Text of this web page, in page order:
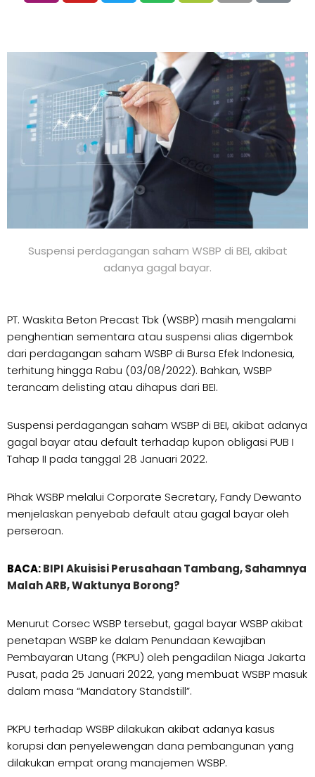
Suspensi perdagangan saham WSBP di BEI, akibat
adanya gagal bayar.
PT. Waskita Beton Precast Tbk (WSBP) masih mengalami
penghentian sementara atau suspensi alias digembok
dari perdagangan saham WSBP di Bursa Efek Indonesia,
terhitung hingga Rabu (03/08/2022). Bahkan, WSBP
terancam delisting atau dihapus dari BEI.
Suspensi perdagangan saham WSBP di BEI, akibat adanya
gagal bayar atau default terhadap kupon obligasi PUB I
Tahap II pada tanggal 28 Januari 2022.
Pihak WSBP melalui Corporate Secretary, Fandy Dewanto
menjelaskan penyebab default atau gagal bayar oleh
perseroan.
BACA:BIPI Akuisisi Perusahaan Tambang, Sahamnya
Malah ARB, Waktunya Borong?
Menurut Corsec WSBP tersebut, gagal bayar WSBP akibat
penetapan WSBP ke dalam Penundaan Kewajiban
Pembayaran Utang (PKPU) oleh pengadilan Niaga Jakarta
Pusat, pada 25 Januari 2022, yang membuat WSBP masuk
dalam masa “Mandatory Standstill”.
PKPU terhadap WSBP dilakukan akibat adanya kasus
korupsi dan penyelewengan dana pembangunan yang
dilakukan empat orang manajemen WSBP.